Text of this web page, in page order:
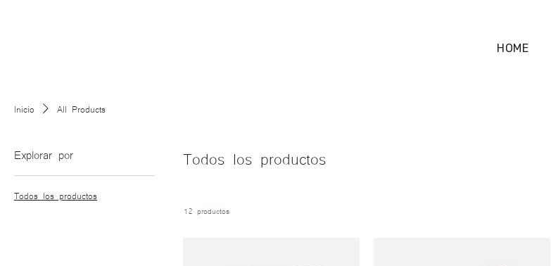
HOME
Inicio All Products
Explorar por
Todos los productos
Todos los productos
12 productos